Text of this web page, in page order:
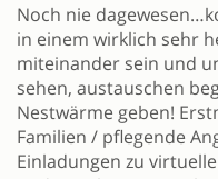
Noch nie
in einem wirklich sehr
miteinander sein und
sehen, austauschen
Nestwärme geben!
Familien / pflegende
Einladungen zu